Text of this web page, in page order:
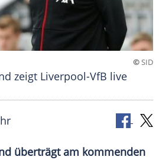
©SID
zeigt Liverpool-VfB live
überträgt am kommenden